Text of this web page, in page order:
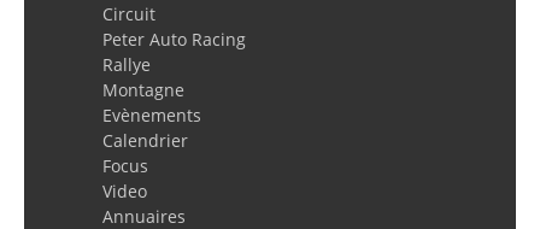
Circuit
Peter Auto Racing
Rallye
Montagne
Evènements
Calendrier
Focus
Video
Annuaires